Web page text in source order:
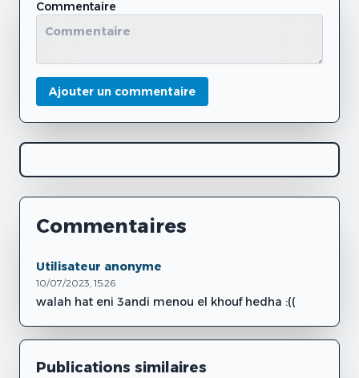
Commentaire
Ajouter un commentaire
Commentaires
Utilisateur anonyme
10/07/2023, 15:26
walah hat eni 3andi menou el khouf hedha :((
Publications similaires